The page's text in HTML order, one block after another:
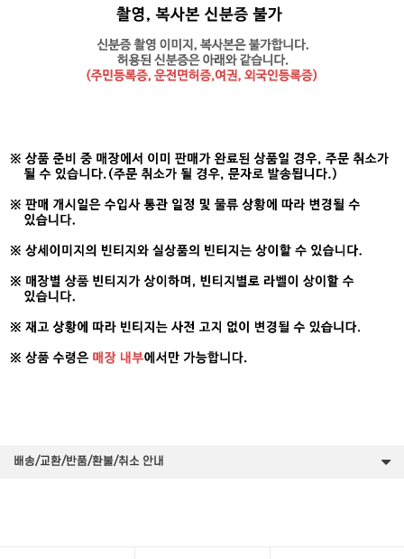
배송/교환/반품/환불/취소 안내